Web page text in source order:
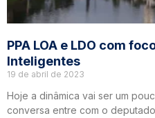
PPA LOA e LDO com
Inteligentes
19 de abril de 2023
Hoje a dinâmica vai ser um
conversa entre com o